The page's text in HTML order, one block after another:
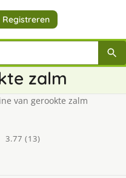
Registreren
zalm
van gerookte zalm
3.77 (13)